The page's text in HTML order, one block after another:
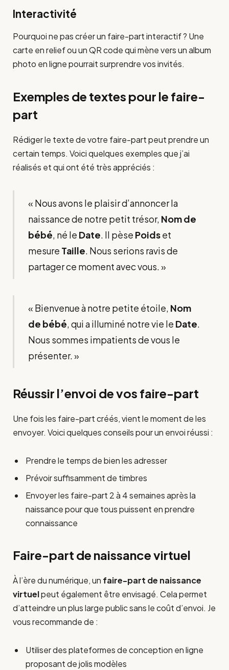
Interactivité
Pourquoi ne pas créer un faire-part interactif ? Une
carte en relief ou un QR code qui mène vers un album
photo en ligne pourrait surprendre vos invités.
Exemples de textes pour le faire-
part
Rédiger le texte de votre faire-part peut prendre un
certain temps. Voici quelques exemples que j’ai
réalisés et qui ont été très appréciés :
« Nous avons le plaisir d’annoncer la
naissance de notre petit trésor, Nom de
bébé, né le Date. Il pèse Poidset
mesure Taille. Nous serions ravis de
partager ce moment avec vous. »
« Bienvenue à notre petite étoile, Nom
de bébé, qui a illuminé notre vie le Date.
Nous sommes impatients de vous le
présenter. »
Réussir l’envoi de vos faire-part
Une fois les faire-part créés, vient le moment de les
envoyer. Voici quelques conseils pour un envoi réussi :
Prendre le temps de bien les adresser
Prévoir suffisamment de timbres
Envoyer les faire-part 2 à 4 semaines après la
naissance pour que tous puissent en prendre
connaissance
Faire-part de naissance virtuel
À l’ère du numérique, un faire-part de naissance
virtuelpeut également être envisagé. Cela permet
d’atteindre un plus large public sans le coût d’envoi. Je
vous recommande de :
Utiliser des plateformes de conception en ligne
proposant de jolis modèles